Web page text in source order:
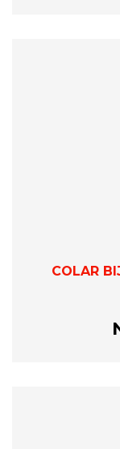
COLAR